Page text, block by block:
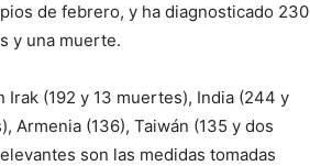
de febrero, y ha diagnosticado 230
y una muerte.
(192 y 13 muertes), India (244 y
Armenia (136), Taiwán (135 y dos
son las medidas tomadas